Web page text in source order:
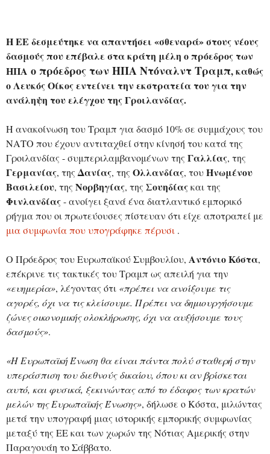
Η ΕΕ δεσμεύτηκε να απαντήσει «σθεναρά» στους νέους
δασμούς που επέβαλε στα κράτη μέλη ο πρόεδρος των
ΗΠΑ ο πρόεδρος των ΗΠΑ Ντόναλντ Τραμπ, καθώς
ο Λευκός Οίκος εντείνει την εκστρατεία του για την
ανάληψη του ελέγχου της Γροιλανδίας.
Η ανακοίνωση του Τραμπ για δασμό 10% σε συμμάχους του
ΝΑΤΟ που έχουν αντιταχθεί στην κίνησή του κατά της
Γροιλανδίας - συμπεριλαμβανομένων της Γαλλίας, της
Γερμανίας, της Δανίας, της Ολλανδίας, τουΗνωμένου
Βασιλείου, της Νορβηγίας, της Σουηδίαςκαι της
Φινλανδίας- ανοίγει ξανά ένα διατλαντικό εμπορικό
ρήγμα που οι πρωτεύουσες πίστευαν ότι είχε αποτραπεί με
μια συμφωνία που υπογράφηκε πέρυσι .
Ο Πρόεδρος του Ευρωπαϊκού Συμβουλίου, Αντόνιο Κόστα,
επέκρινε τις τακτικές του Τραμπ ως απειλή για την
«ευημερία», λέγοντας ότι «πρέπει να ανοίξουμε τις
αγορές, όχι να τις κλείσουμε. Πρέπει να δημιουργήσουμε
ζώνες οικονομικής ολοκλήρωσης, όχι να αυξήσουμε τους
δασμούς».
«Η Ευρωπαϊκή Ένωση θα είναι πάντα πολύ σταθερή στην
υπεράσπιση του διεθνούς δικαίου, όπου κι αν βρίσκεται
αυτό, και φυσικά, ξεκινώντας από το έδαφος των κρατών
μελών της Ευρωπαϊκής Ένωσης», δήλωσε ο Κόστα, μιλώντας
μετά την υπογραφή μιας ιστορικής εμπορικής συμφωνίας
μεταξύ της ΕΕ και των χωρών της Νότιας Αμερικής στην
Παραγουάη το Σάββατο.